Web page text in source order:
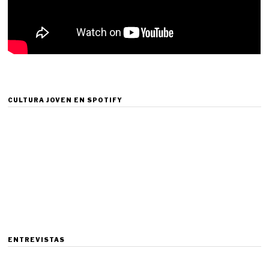
CULTURA JOVEN EN SPOTIFY
ENTREVISTAS